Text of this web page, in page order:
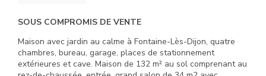
SOUS COMPROMIS DE VENTE
Maison avec jardin au calme à Fontaine-Lès-Dijon, quatre
chambres, bureau, garage, places de stationnement
extérieures et cave. Maison de 132 m² au sol comprenant au